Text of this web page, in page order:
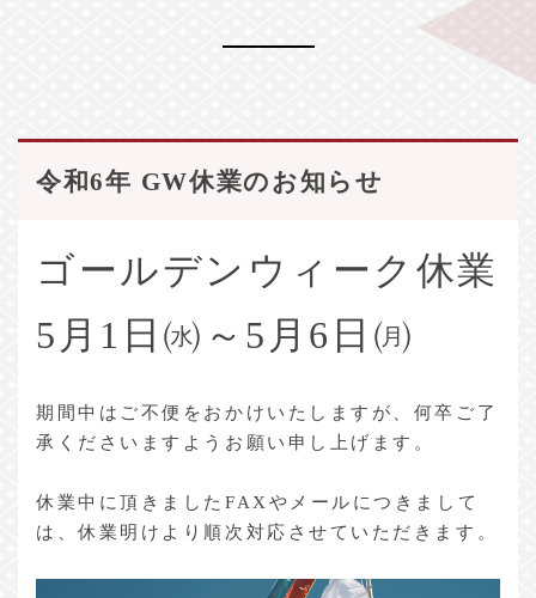
令和6年 GW休業のお知らせ
ゴールデンウィーク休業
5月1日㈬～5月6日㈪
期間中はご不便をおかけいたしますが、何卒ご了
承くださいますようお願い申し上げます。
休業中に頂きましたFAXやメールにつきまして
は、休業明けより順次対応させていただきます。